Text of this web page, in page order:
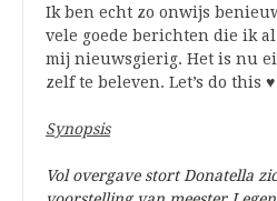
Ik ben echt zo onwijs
vele goede berichten die ik
mij nieuwsgierig. Het is nu
zelf te beleven. Let’s do this ♥️
Synopsis
Vol overgave stort Donatella